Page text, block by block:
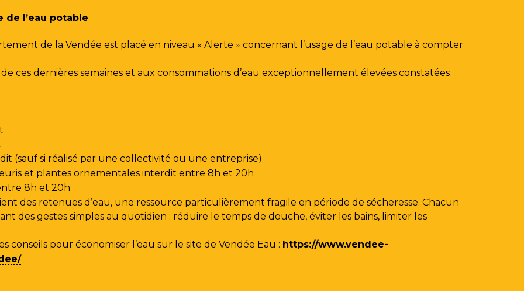
de l’eau potable
de la Vendée est placé en niveau « Alerte » concernant l’usage de l’eau potable à compter
ces dernières semaines et aux consommations d’eau exceptionnellement élevées constatées
(sauf si réalisé par une collectivité ou une entreprise)
et plantes ornementales interdit entre 8h et 20h
8h et 20h
des retenues d’eau, une ressource particulièrement fragile en période de sécheresse. Chacun
des gestes simples au quotidien : réduire le temps de douche, éviter les bains, limiter les
conseils pour économiser l’eau sur le site de Vendée Eau : https://www.vendee-